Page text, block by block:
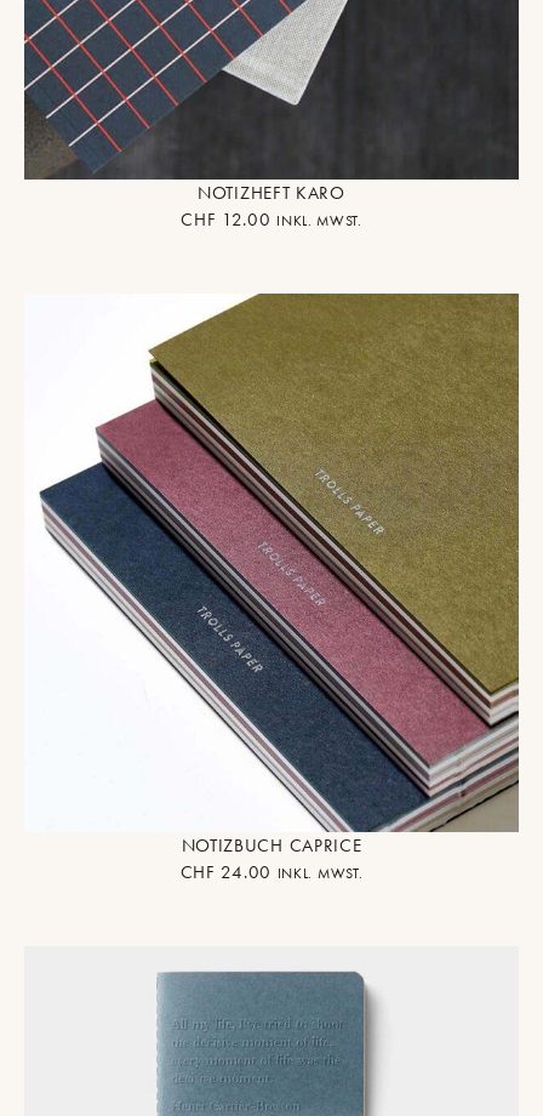
NOTIZHEFT KARO
CHF 12.00 INKL. MWST.
NOTIZBUCH CAPRICE
CHF 24.00 INKL. MWST.